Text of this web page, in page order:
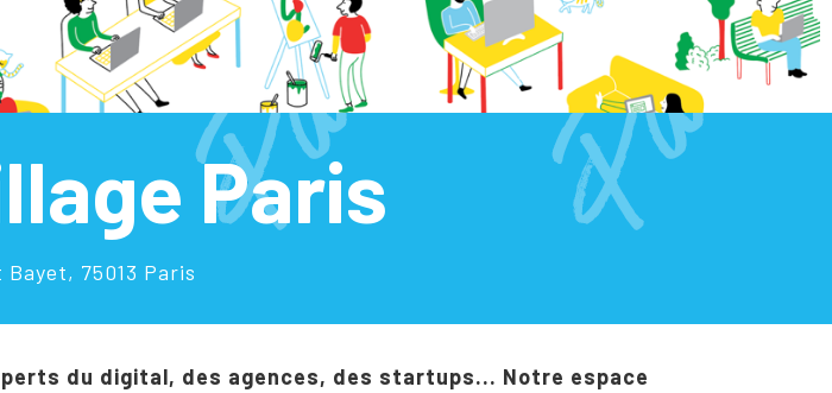
Paris
75013 Paris
du digital, des agences, des startups... Notre espace